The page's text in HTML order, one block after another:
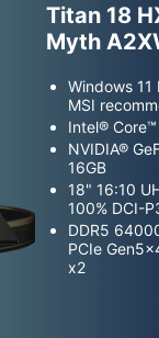
Titan 18
Myth
Windows 11
MSI
Intel®
NVIDIA®
16GB
18" 16:10
100% DCI-
DDR5
PCIe
x2